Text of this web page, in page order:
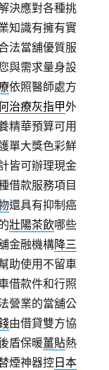
決應對各種挑
知識有擁有實
法當舖優質服
與需求量身設
依照醫師處方
治療灰指甲外
精華預算可用
單大獎色彩鮮
皆可辦理現金
借款服務項目
還具有抑制癌
壯陽茶飲哪些
金融機構降三
助使用不留車
借款件和行照
營業的當舖公
由借貸雙方協
盾保暖薑貼熱
煙神器控 日本